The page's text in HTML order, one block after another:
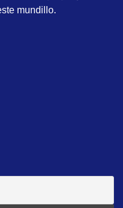
mundillo.